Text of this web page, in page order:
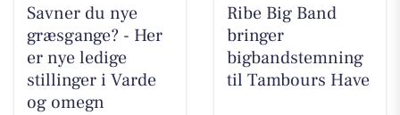
Savner du nye
græsgange? - Her
er nye ledige
stillinger i Varde
og omegn
Ribe Big Band
bringer
bigbandstemning
til Tambours Have